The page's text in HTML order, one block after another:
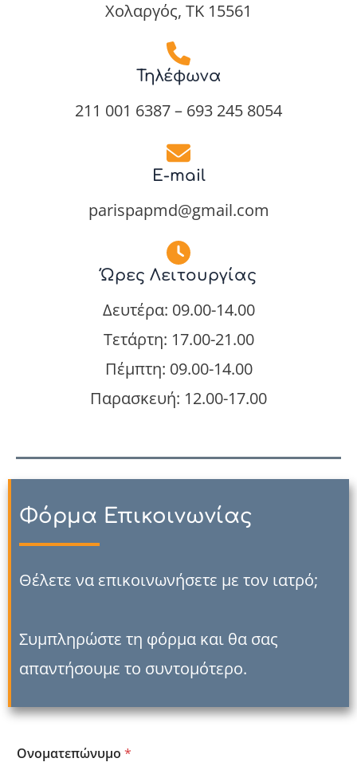
Χολαργός, ΤΚ 15561
Τηλέφωνα
211 001 6387 – 693 245 8054
E-mail
parispapmd@gmail.com
Ώρες Λειτουργίας
Δευτέρα: 09.00-14.00
Τετάρτη: 17.00-21.00
Πέμπτη: 09.00-14.00
Παρασκευή: 12.00-17.00
Φόρμα Επικοινωνίας
Θέλετε να επικοινωνήσετε με τον ιατρό;
Συμπληρώστε τη φόρμα και θα σας
απαντήσουμε το συντομότερο.
Ονοματεπώνυμο *